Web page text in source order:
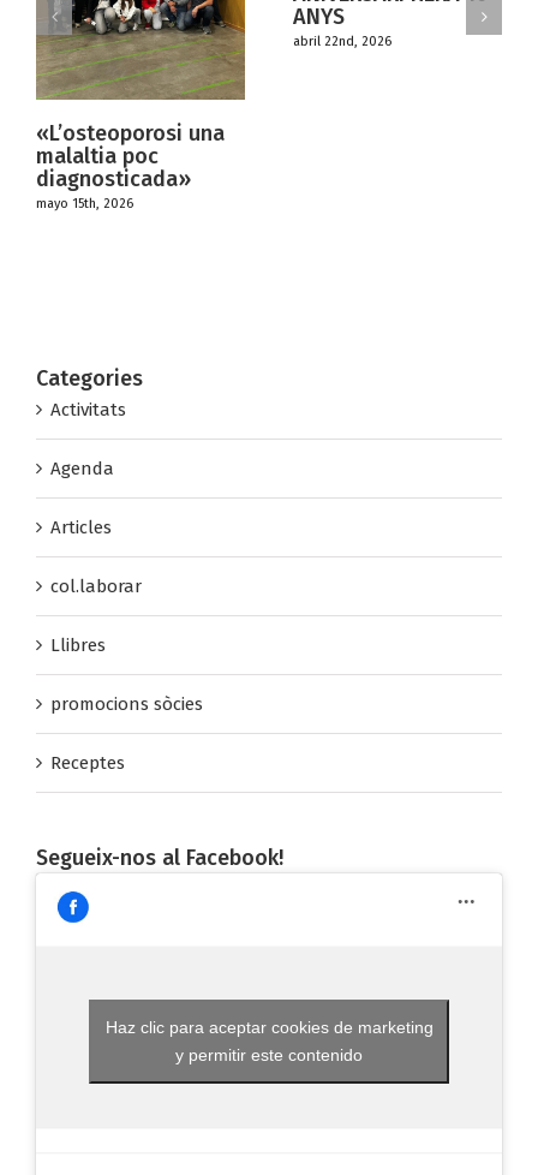
una
poc
2026
ANYS
abril 22nd, 2026
Categories
Activitats
Agenda
Articles
col.laborar
Llibres
promocions sòcies
Receptes
Segueix-nos al Facebook!
Haz clic para aceptar cookies de marketing
y permitir este contenido